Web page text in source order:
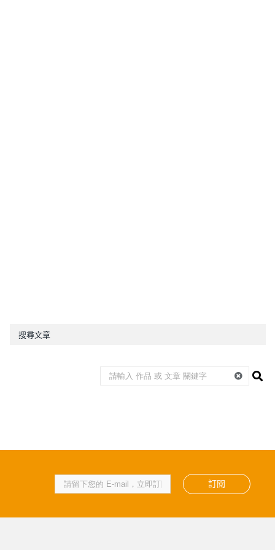
搜尋文章
訂閱